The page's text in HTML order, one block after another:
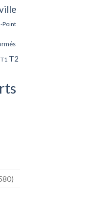
Point
T1 T2